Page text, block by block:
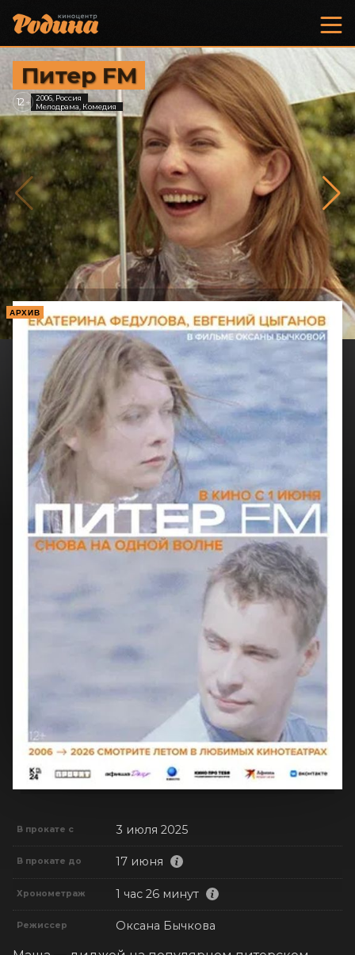
Питер FM
12 +
2006, Россия
Мелодрама, Комедия
АРХИВ
В прокате с 3 июля 2025
В прокате до 17 июня
Хронометраж 1 час 26 минут
Режиссер Оксана Бычкова